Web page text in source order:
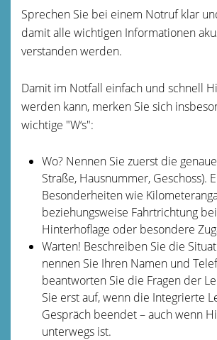
Sprechen Sie bei einem Notruf klar
damit alle wichtigen Informationen
verstanden werden.
Damit im Notfall einfach und schnell
werden kann, merken Sie sich
wichtige "W‘s":
Wo? Nennen Sie zuerst die
Straße, Hausnummer, Geschoss).
Besonderheiten wie
beziehungsweise Fahrtrichtung
Hinterhoflage oder besondere
Warten! Beschreiben Sie die
nennen Sie Ihren Namen und
beantworten Sie die Fragen der
Sie erst auf, wenn die Integrierte
Gespräch beendet – auch wenn
unterwegs ist.